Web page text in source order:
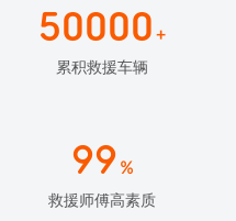
50000 +
累积救援车辆
99 %
救援师傅高素质